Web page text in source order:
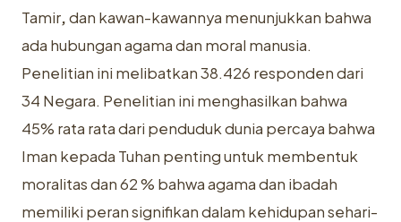
Tamir,dan kawan-kawannya menunjukkan bahwa
ada hubungan agama dan moral manusia.
Penelitian ini melibatkan 38.426 responden dari
34 Negara. Penelitian ini menghasilkan bahwa
45% rata rata dari penduduk dunia percaya bahwa
Iman kepada Tuhan penting untuk membentuk
moralitas dan 62 % bahwa agama dan ibadah
memiliki peran signifikan dalam kehidupan sehari-